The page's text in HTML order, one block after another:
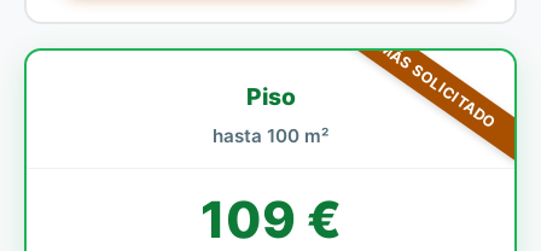
MÁS SOLICITADO
Piso
hasta 100 m²
109 €